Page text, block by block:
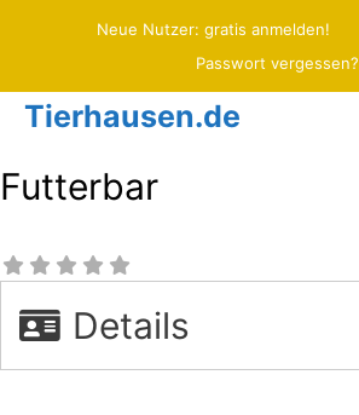
Neue Nutzer: gratis anmelden!
Passwort vergessen?
Tierhausen.de
Futterbar
Details